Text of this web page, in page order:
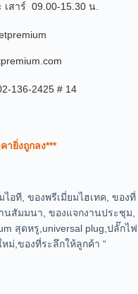
สาร์ 09.00-15.30 น.
136-2425 # 14
ายิ่งถูกลง***
อที, ของพรีเมี่ยมไฮเทค, ของที่
นสัมมนา, ของแจกงานประชุม,
สุดหรู,universal plug,ปลั๊กไฟ
ม่,ของที่ระลึกให้ลูกค้า “